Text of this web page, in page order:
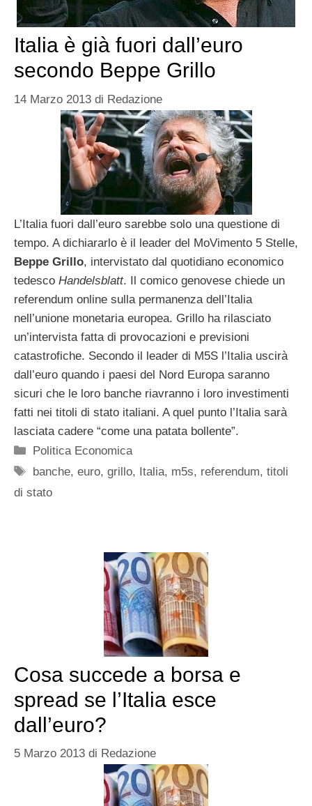
Italia è già fuori dall’euro
secondo Beppe Grillo
14 Marzo 2013 di Redazione
L’Italia fuori dall’euro sarebbe solo una questione di
tempo. A dichiararlo è il leader del MoVimento 5 Stelle,
Beppe Grillo, intervistato dal quotidiano economico
tedesco Handelsblatt. Il comico genovese chiede un
referendum online sulla permanenza dell’Italia
nell’unione monetaria europea. Grillo ha rilasciato
un’intervista fatta di provocazioni e previsioni
catastrofiche. Secondo il leader di M5S l’Italia uscirà
dall’euro quando i paesi del Nord Europa saranno
sicuri che le loro banche riavranno i loro investimenti
fatti nei titoli di stato italiani. A quel punto l’Italia sarà
lasciata cadere “come una patata bollente”.
Categorie
Politica Economica
Tag
banche,euro,grillo, Italia, m5s, referendum,titoli
di stato
Cosa succede a borsa e
spread se l’Italia esce
dall’euro?
5 Marzo 2013 di Redazione